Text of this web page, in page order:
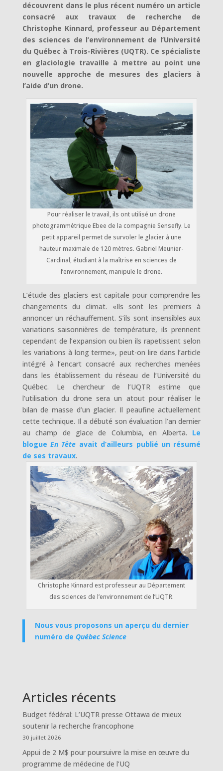
découvrent dans le plus récent numéro un article
consacré aux travaux de recherche de
Christophe Kinnard, professeur au Département
des sciences de l’environnement de l’Université
du Québec à Trois-Rivières (UQTR). Ce spécialiste
en glaciologie travaille à mettre au point une
nouvelle approche de mesures des glaciers à
l’aide d’un drone.
Pour réaliser le travail, ils ont utilisé un drone
photogrammétrique Ebee de la compagnie Sensefly. Le
petit appareil permet de survoler le glacier à une
hauteur maximale de 120 mètres. Gabriel Meunier-
Cardinal, étudiant à la maîtrise en sciences de
l’environnement, manipule le drone.
L’étude des glaciers est capitale pour comprendre les
changements du climat. «Ils sont les premiers à
annoncer un réchauffement. S’ils sont insensibles aux
variations saisonnières de température, ils prennent
cependant de l’expansion ou bien ils rapetissent selon
les variations à long terme», peut-on lire dans l’article
intégré à l’encart consacré aux recherches menées
dans les établissement du réseau de l’Université du
Québec. Le chercheur de l’UQTR estime que
l’utilisation du drone sera un atout pour réaliser le
bilan de masse d’un glacier. Il peaufine actuellement
cette technique. Il a débuté son évaluation l’an dernier
au champ de glace de Columbia, en Alberta. Le
blogueEn Tête avait d’ailleurs publié un résumé
de ses travaux.
Christophe Kinnard est professeur au Département
des sciences de l’environnement de l’UQTR.
Nous vous proposons un aperçu du dernier
numéro de Québec Science
Articles récents
Budget fédéral: L’UQTR presse Ottawa de mieux
soutenir la recherche francophone
30 juillet 2026
Appui de 2 M$ pour poursuivre la mise en œuvre du
programme de médecine de l’UQ